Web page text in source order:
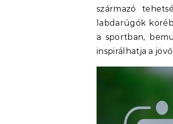
származó
labdarúgók
a sportban,
inspirálhatja a